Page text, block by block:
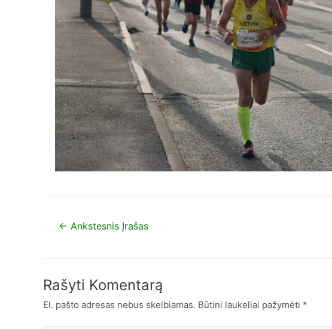
← Ankstesnis Įrašas
Rašyti Komentarą
El. pašto adresas nebus skelbiamas. Būtini laukeliai pažymėti *